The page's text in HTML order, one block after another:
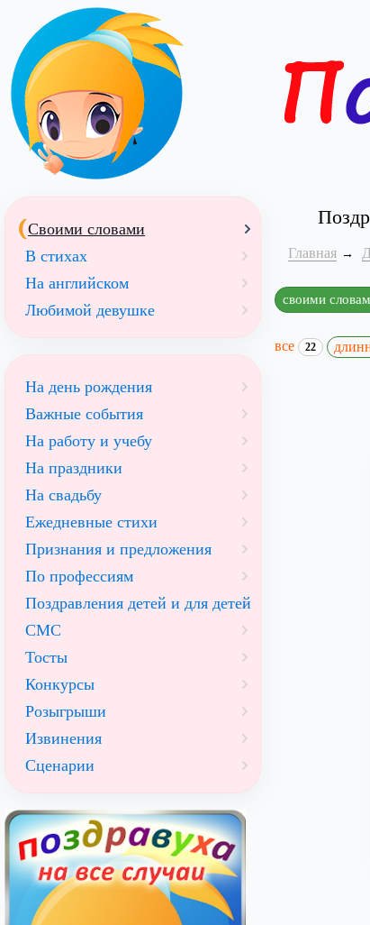
Главная
своими
все 22
Своими словами
В стихах
На английском
Любимой девушке
На день рождения
Важные события
На работу и учебу
На праздники
На свадьбу
Ежедневные стихи
Признания и предложения
По профессиям
Поздравления детей и для детей
СМС
Тосты
Конкурсы
Розыгрыши
Извинения
Сценарии